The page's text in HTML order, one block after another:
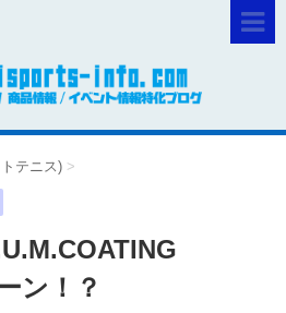
テニス) >
ン！？